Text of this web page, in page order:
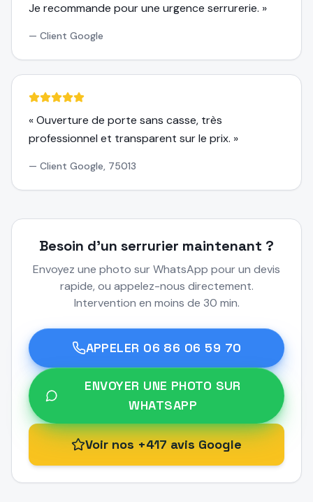
Je recommande pour une urgence serrurerie. »
— Client Google
«Ouverture de porte sans casse, très
professionnel et transparent sur le prix. »
— Client Google, 75013
Besoin d'un serrurier maintenant ?
Envoyez une photo sur WhatsApp pour un devis
rapide, ou appelez-nous directement.
Intervention en moins de 30 min.
APPELER 06 86 06 59 70
ENVOYER UNE PHOTO SUR
WHATSAPP
Voir nos +417 avis Google